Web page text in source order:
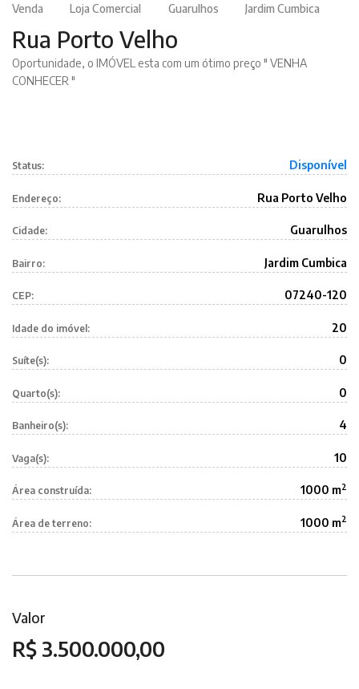
Venda Loja Comercial Guarulhos Jardim Cumbica
Rua Porto Velho
Oportunidade, o IMÓVEL esta com um ótimo preço " VENHA
CONHECER "
Status: Disponível
Endereço: Rua Porto Velho
Cidade: Guarulhos
Bairro: Jardim Cumbica
CEP: 07240-120
Idade do imóvel: 20
Suíte(s): 0
Quarto(s): 0
Banheiro(s): 4
Vaga(s): 10
Área construída: 1000 m2
Área de terreno: 1000 m2
Valor
R$ 3.500.000,00